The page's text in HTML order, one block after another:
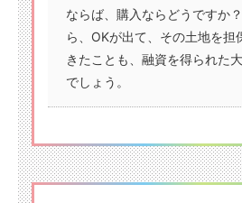
ならば、購入ならどうですか
ら、OKが出て、その土地を担
きたことも、融資を得られた
でしょう。